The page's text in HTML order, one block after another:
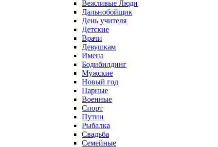
Вежливые Люди
Дальнобойщик
День учителя
Детские
Врачи
Девушкам
Имена
Бодибилдинг
Мужские
Новый год
Парные
Военные
Спорт
Путин
Рыбалка
Свадьба
Семейные